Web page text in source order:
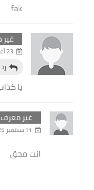
fak
23 أغسطس 2024 في 11:52 ص
يا
غير معرف
11 سبتمبر 2025 في 5:43 م
انت محق